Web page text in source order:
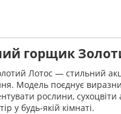
горщик
Лотос — стильний
Модель поєднує
рослини, сухоцвіти
у будь-якій кімнаті.